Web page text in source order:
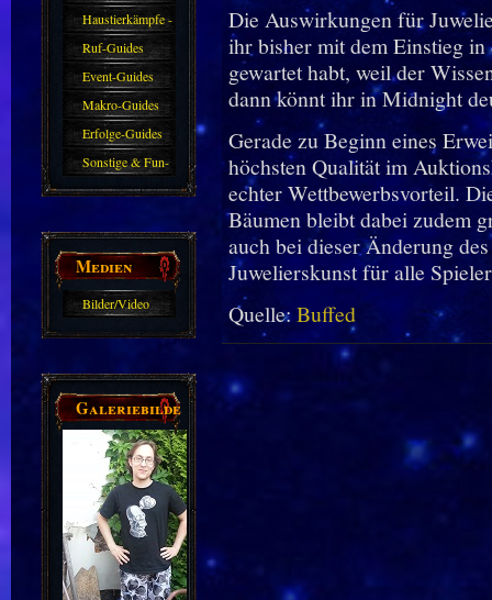
Farmkarten und
Haustiere
Haustierkämpfe -
Guide
Ruf-Guides
Event-Guides
Makro-Guides
Erfolge-Guides
Sonstige & Fun-
Guides
Medien
Bilder/Video
Galeriebilder
Die Auswirkungen für
ihr bisher mit dem Einstieg
gewartet habt, weil der
dann könnt ihr in Midnight
Gerade zu Beginn eines
höchsten Qualität im
echter Wettbewerbsvorteil.
Bäumen bleibt dabei zudem
auch bei dieser Änderung
Juwelierskunst für alle
Quelle:Buffed